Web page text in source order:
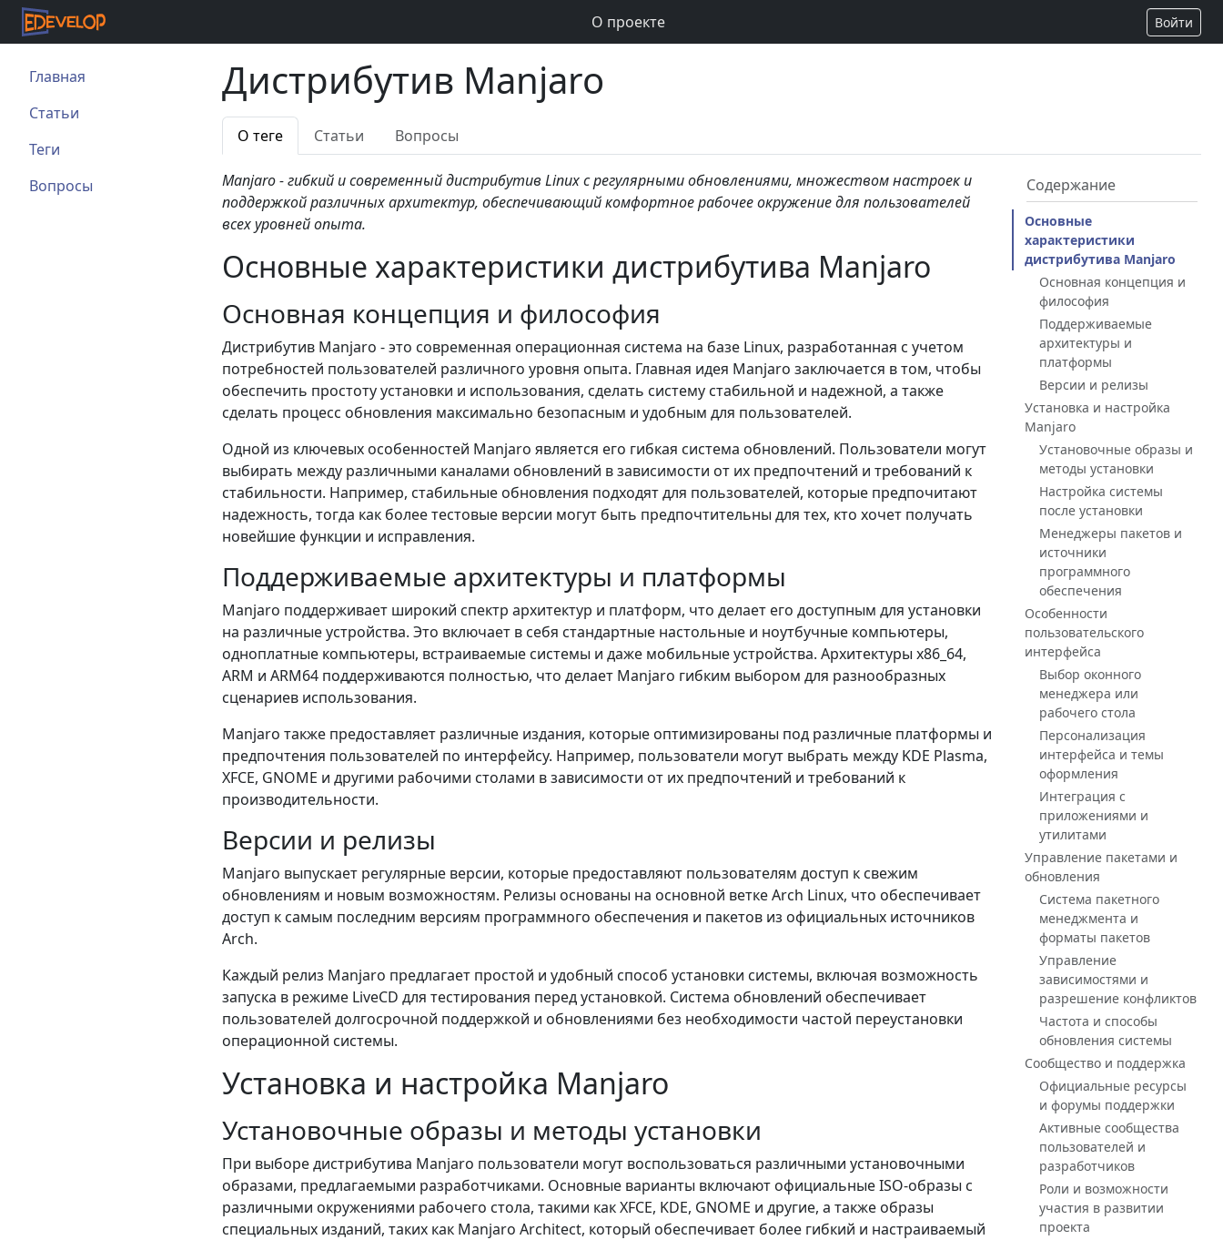
О проекте Войти
Главная
Статьи
Теги
Вопросы
Дистрибутив Manjaro
О теге Статьи Вопросы
Manjaro - гибкий и современный дистрибутив Linux с регулярными обновлениями, множеством настроек и
поддержкой различных архитектур, обеспечивающий комфортное рабочее окружение для пользователей
всех уровней опыта.
Содержание
Основные
характеристики
дистрибутива Manjaro
Основная концепция и
философия
Поддерживаемые
архитектуры и
платформы
Версии и релизы
Установка и настройка
Manjaro
Установочные образы и
методы установки
Настройка системы
после установки
Менеджеры пакетов и
источники
программного
обеспечения
Особенности
пользовательского
интерфейса
Выбор оконного
менеджера или
рабочего стола
Персонализация
интерфейса и темы
оформления
Интеграция с
приложениями и
утилитами
Управление пакетами и
обновления
Система пакетного
менеджмента и
форматы пакетов
Управление
зависимостями и
разрешение конфликтов
Частота и способы
обновления системы
Сообщество и поддержка
Официальные ресурсы
и форумы поддержки
Активные сообщества
пользователей и
разработчиков
Роли и возможности
участия в развитии
проекта
Основные характеристики дистрибутива Manjaro
Основная концепция и философия
Дистрибутив Manjaro - это современная операционная система на базе Linux, разработанная с учетом
потребностей пользователей различного уровня опыта. Главная идея Manjaro заключается в том, чтобы
обеспечить простоту установки и использования, сделать систему стабильной и надежной, а также
сделать процесс обновления максимально безопасным и удобным для пользователей.
Одной из ключевых особенностей Manjaro является его гибкая система обновлений. Пользователи могут
выбирать между различными каналами обновлений в зависимости от их предпочтений и требований к
стабильности. Например, стабильные обновления подходят для пользователей, которые предпочитают
надежность, тогда как более тестовые версии могут быть предпочтительны для тех, кто хочет получать
новейшие функции и исправления.
Поддерживаемые архитектуры и платформы
Manjaro поддерживает широкий спектр архитектур и платформ, что делает его доступным для установки
на различные устройства. Это включает в себя стандартные настольные и ноутбучные компьютеры,
одноплатные компьютеры, встраиваемые системы и даже мобильные устройства. Архитектуры x86_64,
ARM и ARM64 поддерживаются полностью, что делает Manjaro гибким выбором для разнообразных
сценариев использования.
Manjaro также предоставляет различные издания, которые оптимизированы под различные платформы и
предпочтения пользователей по интерфейсу. Например, пользователи могут выбрать между KDE Plasma,
XFCE, GNOME и другими рабочими столами в зависимости от их предпочтений и требований к
производительности.
Версии и релизы
Manjaro выпускает регулярные версии, которые предоставляют пользователям доступ к свежим
обновлениям и новым возможностям. Релизы основаны на основной ветке Arch Linux, что обеспечивает
доступ к самым последним версиям программного обеспечения и пакетов из официальных источников
Arch.
Каждый релиз Manjaro предлагает простой и удобный способ установки системы, включая возможность
запуска в режиме LiveCD для тестирования перед установкой. Система обновлений обеспечивает
пользователей долгосрочной поддержкой и обновлениями без необходимости частой переустановки
операционной системы.
Установка и настройка Manjaro
Установочные образы и методы установки
При выборе дистрибутива Manjaro пользователи могут воспользоваться различными установочными
образами, предлагаемыми разработчиками. Основные варианты включают официальные ISO-образы с
различными окружениями рабочего стола, такими как XFCE, KDE, GNOME и другие, а также образы
специальных изданий, таких как Manjaro Architect, который обеспечивает более гибкий и настраиваемый